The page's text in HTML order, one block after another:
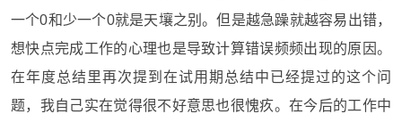
一个0和少一个0就是天壤之别。但是越急躁就越容易出错，
想快点完成工作的心理也是导致计算错误频频出现的原因。
在年度总结里再次提到在试用期总结中已经提过的这个问
题，我自己实在觉得很不好意思也很愧疚。在今后的工作中